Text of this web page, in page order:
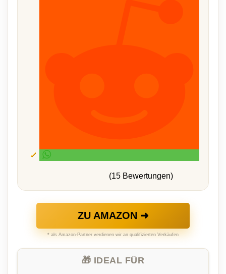
(15 Bewertungen)
ZU AMAZON ➜
* als Amazon-Partner verdienen wir an qualifizierten Verkäufen
🎁 IDEAL FÜR